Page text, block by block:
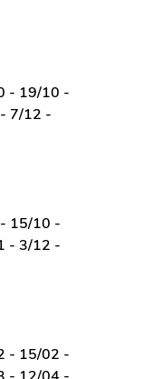
- 19/10 -
7/12 -
15/10 -
- 3/12 -
- 15/02 -